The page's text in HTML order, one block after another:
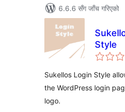
6.6.6 सँग जाँच गरिएको
Style
Sukellos Login Style
the WordPress login
logo.